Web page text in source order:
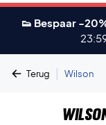
👟 Bespaar -
Terug | Wilson